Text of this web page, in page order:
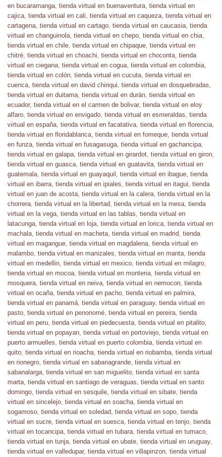
en bucaramanga, tienda virtual en buenaventura, tienda virtual en
cajica, tienda virtual en cali, tienda virtual en caqueza, tienda virtual en
cartagena, tienda virtual en cartago, tienda virtual en caucasia, tienda
virtual en changuinola, tienda virtual en chepo, tienda virtual en chia,
tienda virtual en chile, tienda virtual en chipaque, tienda virtual en
chitré, tienda virtual en choachi, tienda virtual en choconta, tienda
virtual en ciegana, tienda virtual en cogua, tienda virtual en colombia,
tienda virtual en colón, tienda virtual en cucuta, tienda virtual en
cuenca, tienda virtual en david chiriqui, tienda virtual en dosquebradas,
tienda virtual en duitama, tienda virtual en durán, tienda virtual en
ecuador, tienda virtual en el carmen de bolivar, tienda virtual en eloy
alfaro, tienda virtual en envigado, tienda virtual en esmeraldas, tienda
virtual en españa, tienda virtual en facatativa, tienda virtual en florencia,
tienda virtual en floridablanca, tienda virtual en fomeque, tienda virtual
en funza, tienda virtual en fusagasuga, tienda virtual en gachancipa,
tienda virtual en galapa, tienda virtual en girardot, tienda virtual en giron,
tienda virtual en guasca, tienda virtual en guatavita, tienda virtual en
guatemala, tienda virtual en guayaquil , tienda virtual en ibague, tienda
virtual en ibarra, tienda virtual en ipiales, tienda virtual en itagui, tienda
virtual en juan de acosta, tienda virtual en la calera, tienda virtual en la
chorrera, tienda virtual en la libertad, tienda virtual en la mesa, tienda
virtual en la vega, tienda virtual en las tablas, tienda virtual en
latacunga, tienda virtual en loja, tienda virtual en lorica, tienda virtual en
machala, tienda virtual en macheta, tienda virtual en madrid, tienda
virtual en magangue, tienda virtual en magdalena, tienda virtual en
malambo, tienda virtual en manizales, tienda virtual en manta, tienda
virtual en medellin, tienda virtual en mexico, tienda virtual en milagro,
tienda virtual en mocoa, tienda virtual en monteria, tienda virtual en
mosquera, tienda virtual en neiva, tienda virtual en nemocon, tienda
virtual en ocaña, tienda virtual en pacho, tienda virtual en palmira,
tienda virtual en panamá, tienda virtual en paraguay, tienda virtual en
pasto, tienda virtual en penonomé, tienda virtual en pereira, tienda
virtual en peru, tienda virtual en piedecuesta, tienda virtual en pitalito,
tienda virtual en popayan, tienda virtual en portoviejo, tienda virtual en
puerto armuelles, tienda virtual en puerto colombia, tienda virtual en
quito, tienda virtual en rioacha, tienda virtual en riobamba, tienda virtual
en rionegro, tienda virtual en sabanagrande, tienda virtual en
sabanalarga, tienda virtual en san miguelito, tienda virtual en santa
marta, tienda virtual en santiago de veraguas, tienda virtual en santo
domingo, tienda virtual en sesquile, tienda virtual en sibate, tienda
virtual en sincelejo, tienda virtual en soacha, tienda virtual en
sogamoso, tienda virtual en soledad, tienda virtual en sopo, tienda
virtual en sucre, tienda virtual en suesca, tienda virtual en tenjo, tienda
virtual en tocancipa, tienda virtual en tubara, tienda virtual en tumaco,
tienda virtual en tunja, tienda virtual en ubate, tienda virtual en uruguay,
tienda virtual en valledupar, tienda virtual en villapinzon, tienda virtual